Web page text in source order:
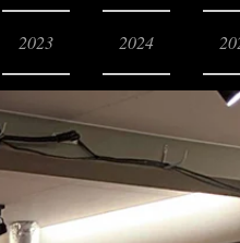
2023 2024